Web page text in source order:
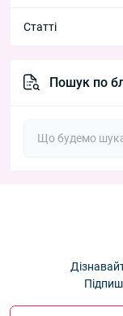
Статті
Пошук по